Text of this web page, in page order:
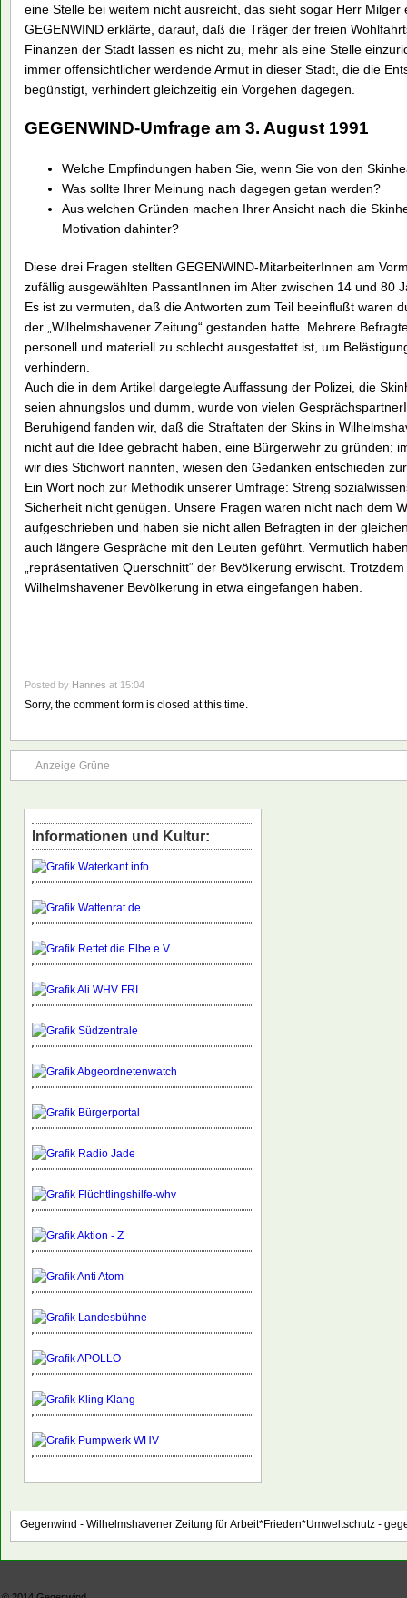
eine Stelle bei weitem nicht ausreicht, das sieht sogar Herr
GEGENWIND erklärte, darauf, daß die Träger der freien
Finanzen der Stadt lassen es nicht zu, mehr als eine Stelle
immer offensichtlicher werdende Armut in dieser Stadt, die die
begünstigt, verhindert gleichzeitig ein Vorgehen dagegen.
GEGENWIND-Umfrage am 3. August 1991
Welche Empfindungen haben Sie, wenn Sie von den
Was sollte Ihrer Meinung nach dagegen getan werden?
Aus welchen Gründen machen Ihrer Ansicht nach die
Motivation dahinter?
Diese drei Fragen stellten GEGENWlND-MitarbeiterInnen am
zufällig ausgewählten PassantInnen im Alter zwischen 14 und 80
Es ist zu vermuten, daß die Antworten zum Teil beeinflußt waren
der „Wilhelmshavener Zeitung“ gestanden hatte. Mehrere
personell und materiell zu schlecht ausgestattet ist, um
verhindern.
Auch die in dem Artikel dargelegte Auffassung der Polizei, die
seien ahnungslos und dumm, wurde von vielen
Beruhigend fanden wir, daß die Straftaten der Skins in
nicht auf die Idee gebracht haben, eine Bürgerwehr zu gründen;
wir dies Stichwort nannten, wiesen den Gedanken entschieden
Ein Wort noch zur Methodik unserer Umfrage: Streng
Sicherheit nicht genügen. Unsere Fragen waren nicht nach dem
aufgeschrieben und haben sie nicht allen Befragten in der
auch längere Gespräche mit den Leuten geführt. Vermutlich
„repräsentativen Querschnitt“ der Bevölkerung erwischt.
Wilhelmshavener Bevölkerung in etwa eingefangen haben.
Posted by Hannes at 15:04
Sorry, the comment form is closed at this time.
Anzeige Grüne
Informationen und Kultur:
Gegenwind - Wilhelmshavener Zeitung für Arbeit*Frieden*Umweltschutz -